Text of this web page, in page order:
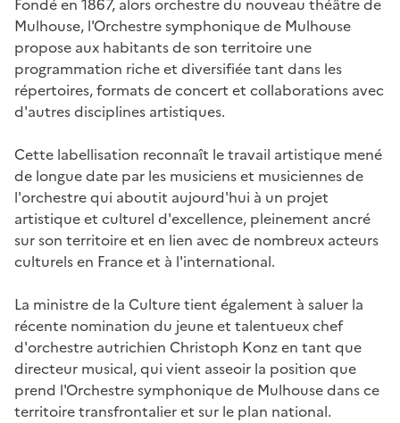
Mulhouse, l'Orchestre symphonique de Mulhouse
propose aux habitants de son territoire une
programmation riche et diversifiée tant dans les
répertoires, formats de concert et collaborations avec
d'autres disciplines artistiques.
Cette labellisation reconnaît le travail artistique mené
de longue date par les musiciens et musiciennes de
l'orchestre qui aboutit aujourd'hui à un projet
artistique et culturel d'excellence, pleinement ancré
sur son territoire et en lien avec de nombreux acteurs
culturels en France et à l'international.
La ministre de la Culture tient également à saluer la
récente nomination du jeune et talentueux chef
d'orchestre autrichien Christoph Konz en tant que
directeur musical, qui vient asseoir la position que
prend l'Orchestre symphonique de Mulhouse dans ce
territoire transfrontalier et sur le plan national.